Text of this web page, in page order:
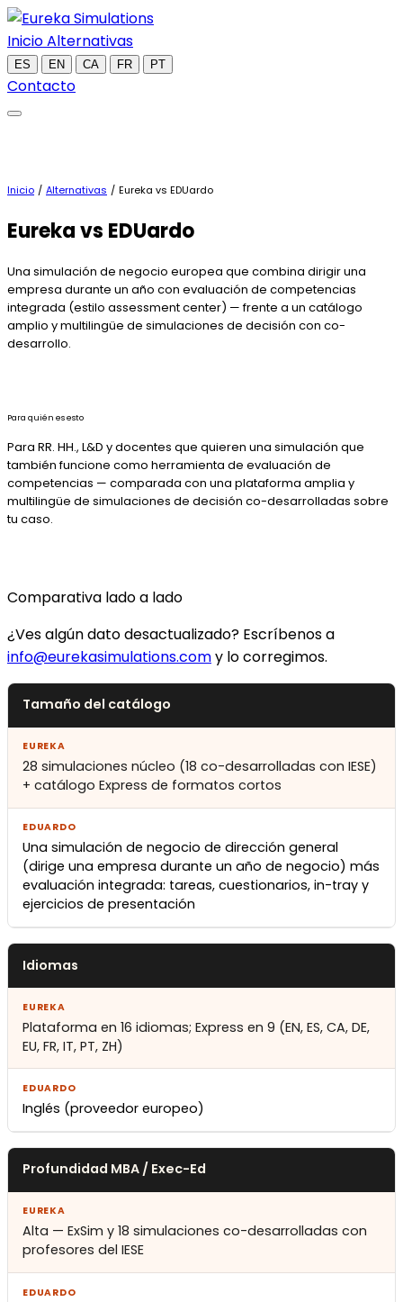
InicioAlternativas
ES EN CA FR PT
Contacto
Inicio / Alternativas / Eureka vs EDUardo
Eurekavs EDUardo
Una simulación de negocio europea que combina dirigir una
empresa durante un año con evaluación de competencias
integrada (estilo assessment center) — frente a un catálogo
amplio y multilingüe de simulaciones de decisión con co-
desarrollo.
Para quién es esto
Para RR. HH., L&D y docentes que quieren una simulación que
también funcione como herramienta de evaluación de
competencias — comparada con una plataforma amplia y
multilingüe de simulaciones de decisión co-desarrolladas sobre
tu caso.
Comparativa lado a lado
¿Ves algún dato desactualizado? Escríbenos a
info@eurekasimulations.comy lo corregimos.
Tamaño del catálogo
28 simulaciones núcleo (18 co-desarrolladas con IESE)
+ catálogo Express de formatos cortos
Una simulación de negocio de dirección general
(dirige una empresa durante un año de negocio) más
evaluación integrada: tareas, cuestionarios, in-tray y
ejercicios de presentación
Idiomas
Plataforma en 16 idiomas; Express en 9 (EN, ES, CA, DE,
EU, FR, IT, PT, ZH)
Inglés (proveedor europeo)
Profundidad MBA / Exec-Ed
Alta — ExSim y 18 simulaciones co-desarrolladas con
profesores del IESE